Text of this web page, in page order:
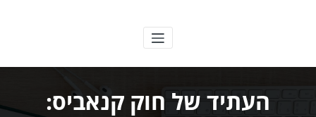
המדריך המשפטי שלך
העתיד של חוק קנאביס: